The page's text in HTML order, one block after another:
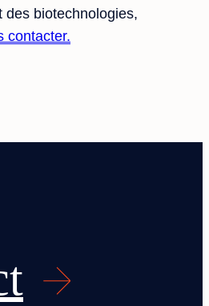
des biotechnologies,
contacter.